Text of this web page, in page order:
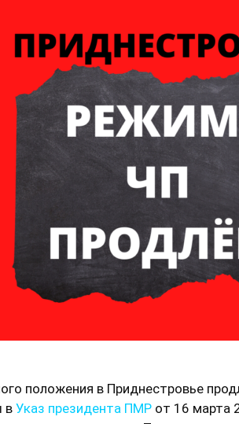
положения в Приднестровье
вУказ президента ПМР от 16 марта